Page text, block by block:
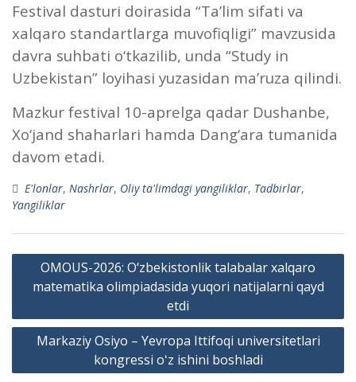
Festival dasturi doirasida “Ta’lim sifati va
xalqaro standartlarga muvofiqligi” mavzusida
davra suhbati o‘tkazilib, unda “Study in
Uzbekistan” loyihasi yuzasidan ma’ruza qilindi.
Mazkur festival 10-aprelga qadar Dushanbe,
Xo‘jand shaharlari hamda Dang‘ara tumanida
davom etadi.
E'lonlar, Nashrlar, Oliy ta'limdagi yangiliklar, Tadbirlar,
Yangiliklar
Post
menyusi
OMOUS-2026: O‘zbekistonlik talabalar xalqaro
matematika olimpiadasida yuqori natijalarni qayd
etdi
Markaziy Osiyo – Yevropa Ittifoqi universitetlari
kongressi oʻz ishini boshladi